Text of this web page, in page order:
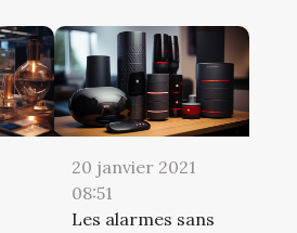
20 janvier 2021
08:51
Les alarmes sans